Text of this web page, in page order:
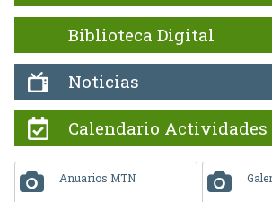
Biblioteca Digital
Noticias
Calendario Actividades
Anuarios MTN